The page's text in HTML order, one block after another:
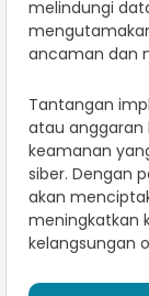
melindungi
ancaman dan
Tantangan
atau anggaran
keamanan
siber. Dengan
akan
meningkatkan
kelangsungan